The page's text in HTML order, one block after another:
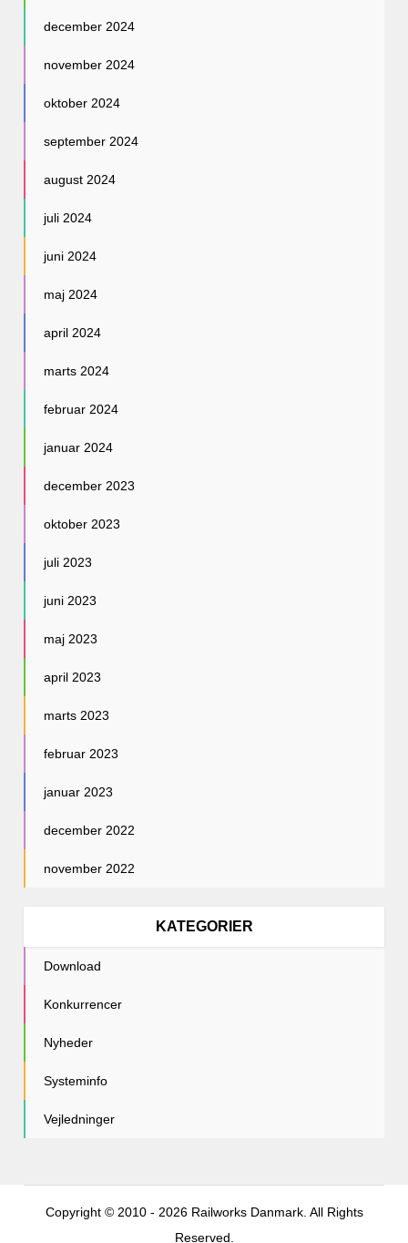
december 2024
november 2024
oktober 2024
september 2024
august 2024
juli 2024
juni 2024
maj 2024
april 2024
marts 2024
februar 2024
januar 2024
december 2023
oktober 2023
juli 2023
juni 2023
maj 2023
april 2023
marts 2023
februar 2023
januar 2023
december 2022
november 2022
KATEGORIER
Download
Konkurrencer
Nyheder
Systeminfo
Vejledninger
Copyright © 2010 - 2026 Railworks Danmark. All Rights
Reserved.